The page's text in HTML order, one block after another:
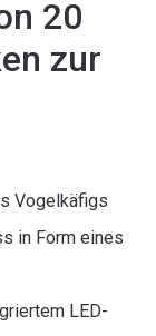
20
zur
Vogelkäfigs
in Form eines
LED-